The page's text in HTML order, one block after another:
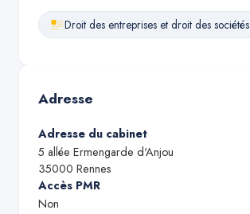
Droit des entreprises et droit des sociétés
Adresse
Adresse du cabinet
5 allée Ermengarde d'Anjou
35000 Rennes
Accès PMR
Non